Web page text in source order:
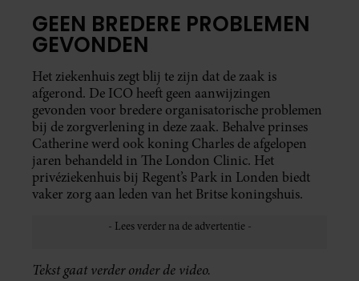
GEEN BREDERE PROBLEMEN
GEVONDEN
Het ziekenhuis zegt blij te zijn dat de zaak is
afgerond. De ICO heeft geen aanwijzingen
gevonden voor bredere organisatorische problemen
bij de zorgverlening in deze zaak. Behalve prinses
Catherine werd ook koning Charles de afgelopen
jaren behandeld in The London Clinic. Het
privéziekenhuis bij Regent’s Park in Londen biedt
vaker zorg aan leden van het Britse koningshuis.
Tekst gaat verder onder de video.